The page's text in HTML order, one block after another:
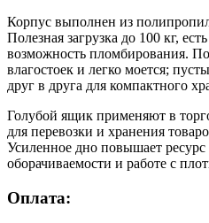
Корпус выполнен из
Полезная загрузка до 100 кг,
возможность пломбирования.
влагостоек и легко моется;
друг в друга для компактного
Голубой ящик применяют в
для перевозки и хранения
Усиленное дно повышает ресурс
оборачиваемости и работе с
Оплата: